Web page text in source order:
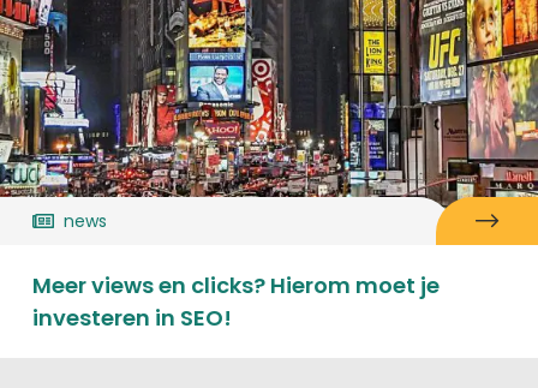
news
Meer views en clicks? Hierom moet je
investeren in SEO!